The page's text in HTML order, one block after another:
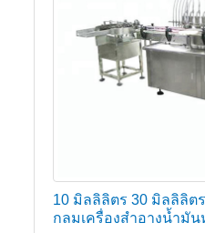
10 มิลลิลิตร 30 มิลลิลิต
กลมเครื่องสำอางน้ำมัน